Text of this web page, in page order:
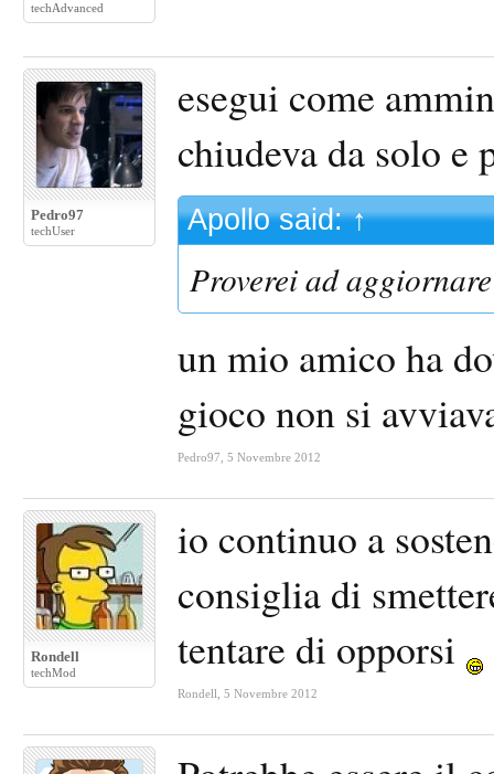
techAdvanced
Pedro97
techUser
esegui come
chiudeva da solo e
Apollo said:↑
Proverei ad
un mio amico ha
gioco non si
Pedro97 5 Novembre 2012
Rondell
techMod
io continuo a
consiglia di
tentare di opporsi
Rondell 5 Novembre 2012